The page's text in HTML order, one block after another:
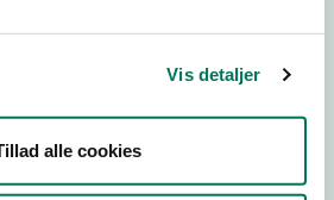
Vis detaljer
alle cookies